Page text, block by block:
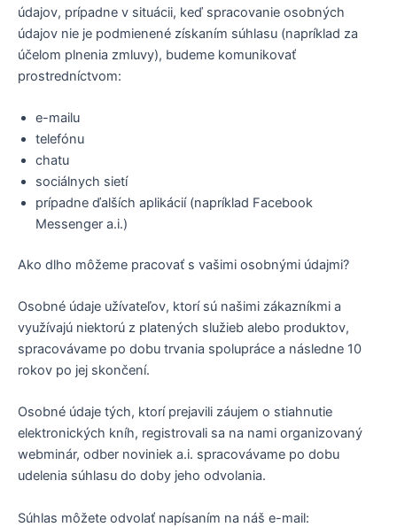
údajov, prípadne v situácii, keď spracovanie osobných
údajov nie je podmienené získaním súhlasu (napríklad za
účelom plnenia zmluvy), budeme komunikovať
prostredníctvom:
e-mailu
telefónu
chatu
sociálnych sietí
prípadne ďalších aplikácií (napríklad Facebook
Messenger a.i.)
Ako dlho môžeme pracovať s vašimi osobnými údajmi?
Osobné údaje užívateľov, ktorí sú našimi zákazníkmi a
využívajú niektorú z platených služieb alebo produktov,
spracovávame po dobu trvania spolupráce a následne 10
rokov po jej skončení.
Osobné údaje tých, ktorí prejavili záujem o stiahnutie
elektronických kníh, registrovali sa na nami organizovaný
webminár, odber noviniek a.i. spracovávame po dobu
udelenia súhlasu do doby jeho odvolania.
Súhlas môžete odvolať napísaním na náš e-mail: